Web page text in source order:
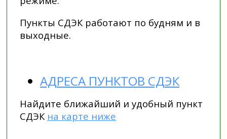
Пункты СДЭК работают по будням и в
выходные.
АДРЕСА ПУНКТОВ СДЭК
Найдите ближайший и удобный пункт
СДЭК на карте ниже